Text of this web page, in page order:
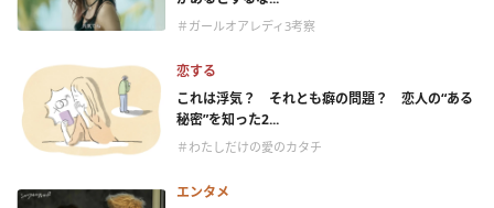
＃ガールオアレディ3考察
恋する
これは浮気？ それとも癖の問題？ 恋人の“ある
秘密”を知った2...
＃わたしだけの愛のカタチ
エンタメ